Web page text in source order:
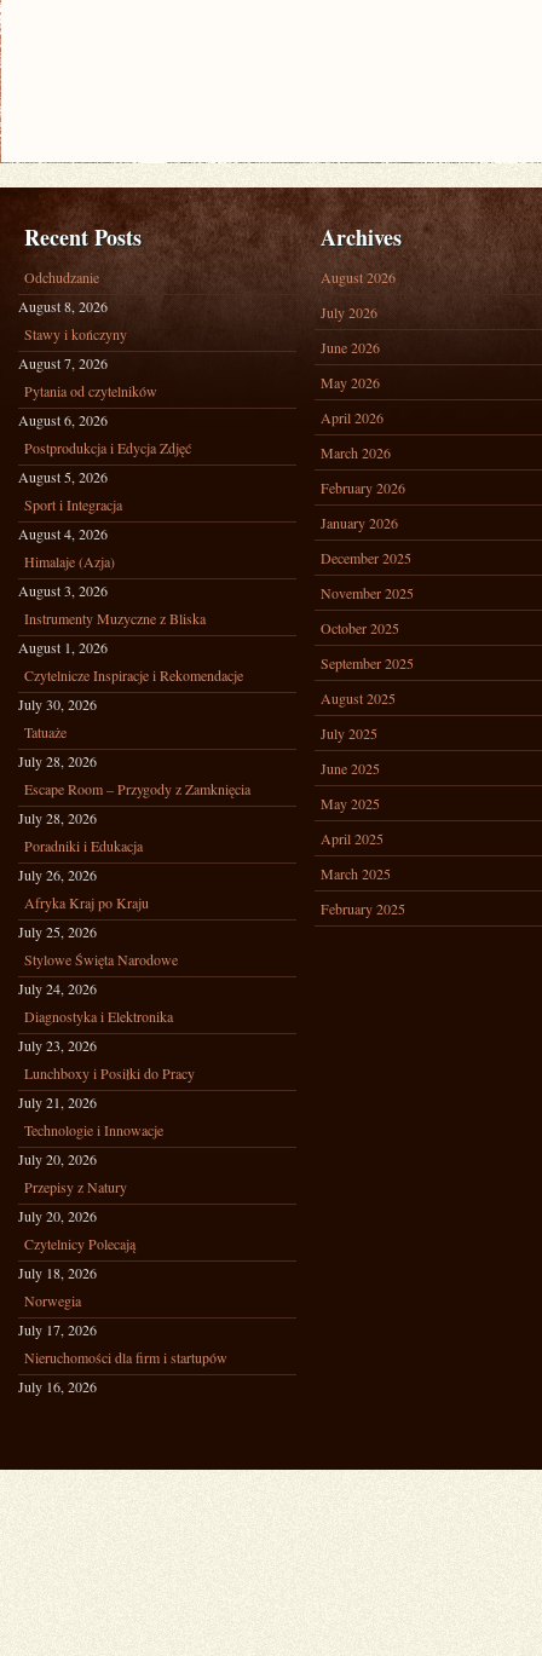
Recent Posts
Odchudzanie
August 8, 2026
Stawy i kończyny
August 7, 2026
Pytania od czytelników
August 6, 2026
Postprodukcja i Edycja Zdjęć
August 5, 2026
Sport i Integracja
August 4, 2026
Himalaje (Azja)
August 3, 2026
Instrumenty Muzyczne z Bliska
August 1, 2026
Czytelnicze Inspiracje i Rekomendacje
July 30, 2026
Tatuaże
July 28, 2026
Escape Room – Przygody z Zamknięcia
July 28, 2026
Poradniki i Edukacja
July 26, 2026
Afryka Kraj po Kraju
July 25, 2026
Stylowe Święta Narodowe
July 24, 2026
Diagnostyka i Elektronika
July 23, 2026
Lunchboxy i Posiłki do Pracy
July 21, 2026
Technologie i Innowacje
July 20, 2026
Przepisy z Natury
July 20, 2026
Czytelnicy Polecają
July 18, 2026
Norwegia
July 17, 2026
Nieruchomości dla firm i startupów
July 16, 2026
Archives
August 2026
July 2026
June 2026
May 2026
April 2026
March 2026
February 2026
January 2026
December 2025
November 2025
October 2025
September 2025
August 2025
July 2025
June 2025
May 2025
April 2025
March 2025
February 2025